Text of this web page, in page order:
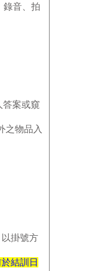
錄音、拍
答案或窺
之物品入
掛號方
結訓日